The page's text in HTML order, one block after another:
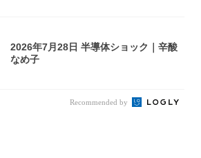
2026年7月28日 半導体ショック｜辛酸
なめ子
Recommended by